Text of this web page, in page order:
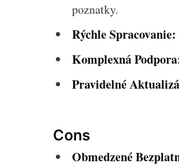
poznatky.
Rýchle Spracovanie:
Komplexná
Pravidelné
Cons
Obmedzené